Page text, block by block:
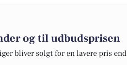
og til udbudsprisen
bliver solgt for en lavere pris end